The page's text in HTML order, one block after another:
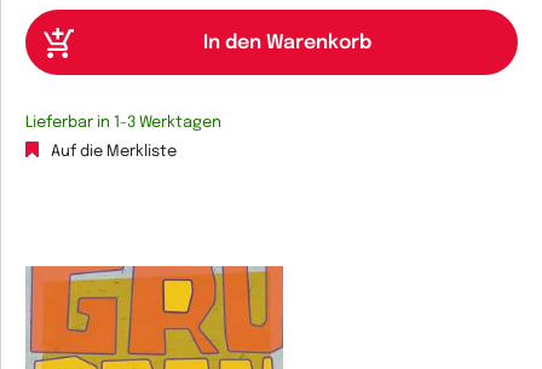
Lieferbar in 1-3 Werktagen
Auf die Merkliste